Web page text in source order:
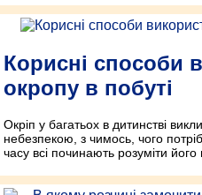
Корисні способи
окропу в побуті
Окріп у багатьох в дитинстві
небезпекою, з чимось, чого
часу всі починають розуміти